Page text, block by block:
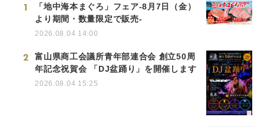
1
「地中海本まぐろ」フェア-8月7日（金）
より期間・数量限定で販売-
2026.08.04 14:00
2
富山県商工会議所青年部連合会 創立50周
年記念祝賀会 「DJ盆踊り」を開催します
2026.08.04 15:25